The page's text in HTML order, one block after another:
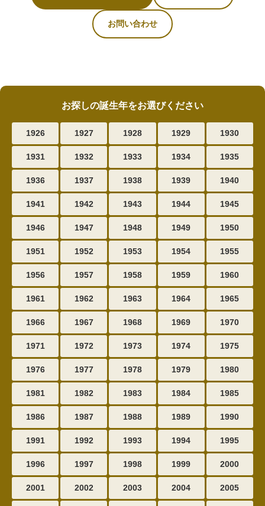
お問い合わせ
お探しの誕生年をお選びください
1926 1927 1928 1929 1930
1931 1932 1933 1934 1935
1936 1937 1938 1939 1940
1941 1942 1943 1944 1945
1946 1947 1948 1949 1950
1951 1952 1953 1954 1955
1956 1957 1958 1959 1960
1961 1962 1963 1964 1965
1966 1967 1968 1969 1970
1971 1972 1973 1974 1975
1976 1977 1978 1979 1980
1981 1982 1983 1984 1985
1986 1987 1988 1989 1990
1991 1992 1993 1994 1995
1996 1997 1998 1999 2000
2001 2002 2003 2004 2005